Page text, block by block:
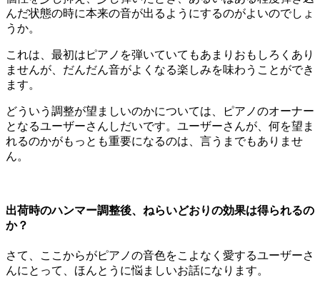
んだ状態の時に本来の音が出るようにするのがよいのでしょ
うか。
これは、最初はピアノを弾いていてもあまりおもしろくあり
ませんが、だんだん音がよくなる楽しみを味わうことができ
ます。
どういう調整が望ましいのかについては、ピアノのオーナー
となるユーザーさんしだいです。ユーザーさんが、何を望ま
れるのかがもっとも重要になるのは、言うまでもありませ
ん。
出荷時のハンマー調整後、ねらいどおりの効果は得られるの
か？
さて、ここからがピアノの音色をこよなく愛するユーザーさ
んにとって、ほんとうに悩ましいお話になります。